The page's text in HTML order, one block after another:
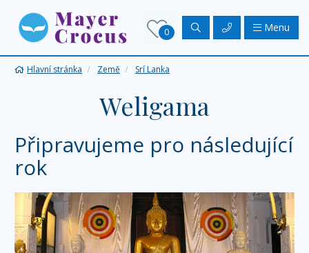
0 Menu
Hlavní stránka Země Srí Lanka
Weligama
Připravujeme pro následující
rok